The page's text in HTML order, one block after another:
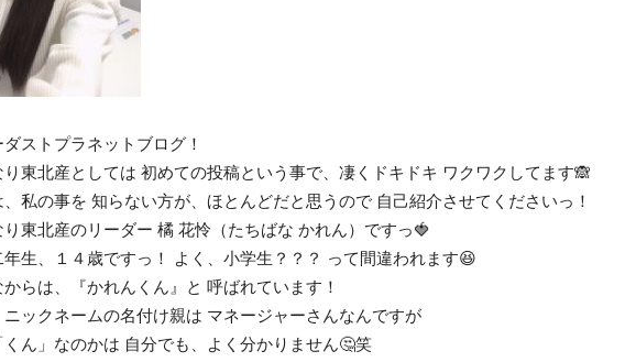
ストプラネットブログ！
り東北産としては 初めての投稿という事で、凄くドキドキ ワクワクしてます🙈
、私の事を 知らない方が、ほとんどだと思うので 自己紹介させてくださいっ！
り東北産のリーダー 橘 花怜（たちばな かれん）ですっ🍓
年生、１４歳ですっ！ よく、小学生？？？ って間違われます😆
らは、『かれんくん』と 呼ばれています！
ニックネームの名付け親は マネージャーさんなんですが
くん」なのかは 自分でも、よく分かりません🤔笑